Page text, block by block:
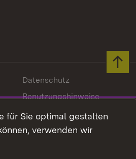
Datenschutz
Benutzungshinweise
für Sie optimal gestalten
verwenden wir